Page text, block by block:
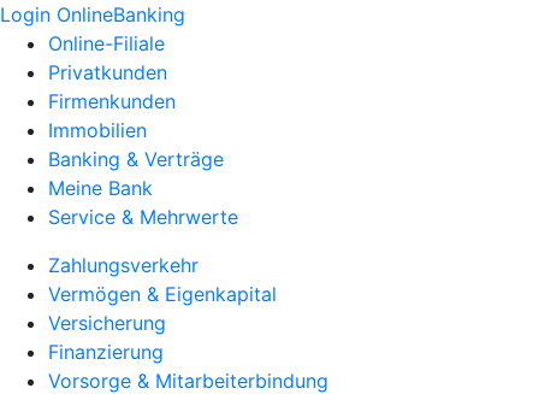
Login OnlineBanking
Online-Filiale
Privatkunden
Firmenkunden
Immobilien
Banking & Verträge
Meine Bank
Service & Mehrwerte
Zahlungsverkehr
Vermögen & Eigenkapital
Versicherung
Finanzierung
Vorsorge & Mitarbeiterbindung